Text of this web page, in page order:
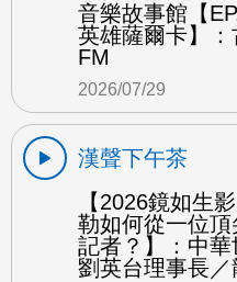
音樂故事館【
英雄薩爾卡】
FM
2026/07/29
漢聲下午茶
【2026鏡如生
勒如何從一位
記者？】：中
劉英台理事長